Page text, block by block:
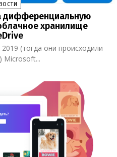
дифференциальную
хранилище
(тогда они происходили
Microsoft...